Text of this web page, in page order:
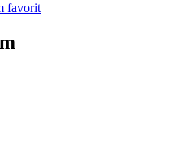
favorit